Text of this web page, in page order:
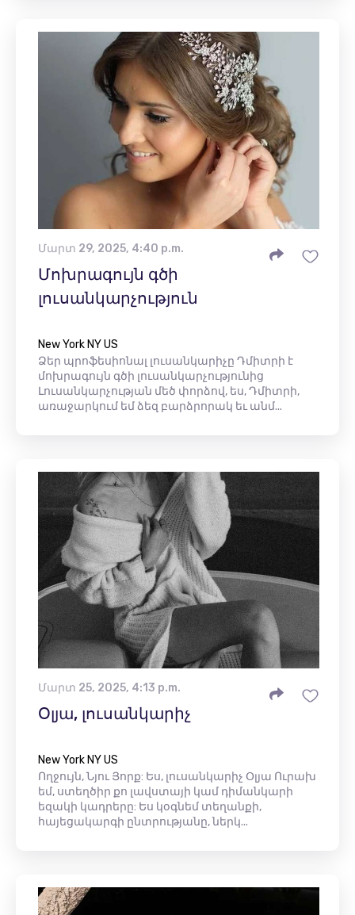
Մարտ 29, 2025, 4:40 p.m.
Մոխրագույն գծի
լուսանկարչություն
New York NY US
Ձեր պրոֆեսիոնալ լուսանկարիչը Դմիտրի է
մոխրագույն գծի լուսանկարչությունից
Լուսանկարչության մեծ փորձով, ես, Դմիտրի,
առաջարկում եմ ձեզ բարձրորակ եւ անմ...
Մարտ 25, 2025, 4:13 p.m.
Օլյա, լուսանկարիչ
New York NY US
Ողջույն, Նյու Յորք: Ես, լուսանկարիչ Օլյա Ուրախ
եմ, ստեղծիր քո լավստայի կամ դիմանկարի
եզակի կադրերը: Ես կօգնեմ տեղանքի,
հայեցակարգի ընտրությանը, ներկ...